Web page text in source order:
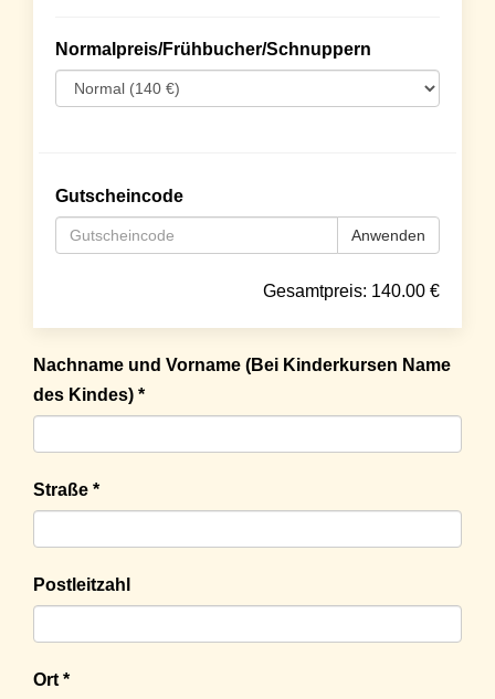
Normalpreis/Frühbucher/Schnuppern
Gutscheincode
Anwenden
Gesamtpreis: 140.00 €
Nachname und Vorname (Bei Kinderkursen Name
des Kindes) *
Straße *
Postleitzahl
Ort *